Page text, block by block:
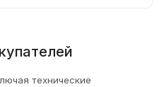
технические